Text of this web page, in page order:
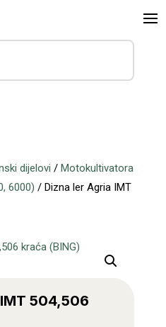
dijelovi / Motokultivatora
6000) / Dizna ler Agria IMT
504,506